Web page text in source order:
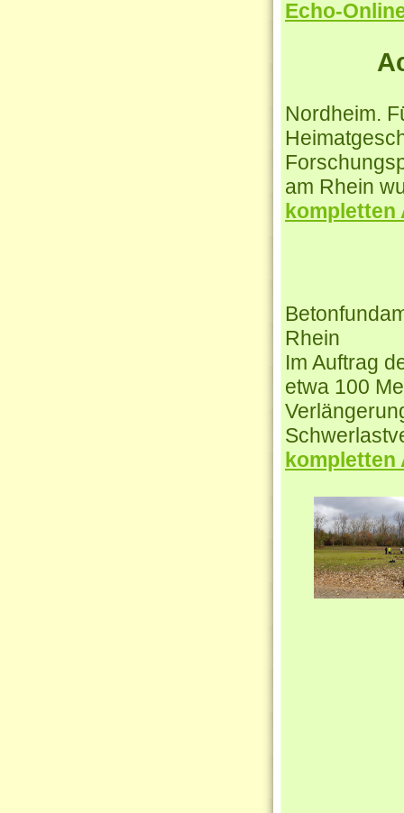
Echo-
Nordheim.
am Rhein
kompletten
Rhein
Im Auftrag
etwa 100
kompletten